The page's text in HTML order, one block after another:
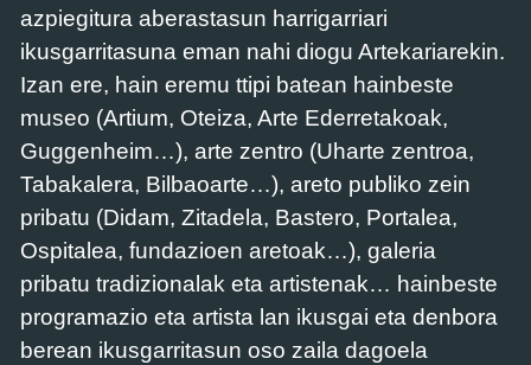
azpiegitura aberastasun harrigarriari
ikusgarritasuna eman nahi diogu Artekariarekin.
Izan ere, hain eremu ttipi batean hainbeste
museo (Artium, Oteiza, Arte Ederretakoak,
Guggenheim…), arte zentro (Uharte zentroa,
Tabakalera, Bilbaoarte…), areto publiko zein
pribatu (Didam, Zitadela, Bastero, Portalea,
Ospitalea, fundazioen aretoak…), galeria
pribatu tradizionalak eta artistenak… hainbeste
programazio eta artista lan ikusgai eta denbora
berean ikusgarritasun oso zaila dagoela